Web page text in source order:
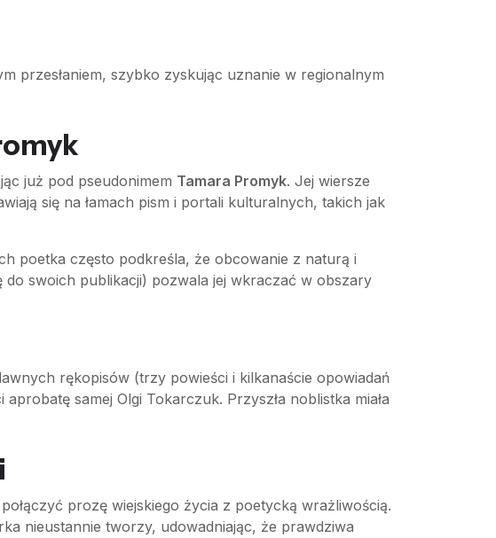
przesłaniem, szybko zyskując uznanie w regionalnym
już pod pseudonimem Tamara Promyk. Jej wiersze
się na łamach pism i portali kulturalnych, takich jak
poetka często podkreśla, że obcowanie z naturą i
swoich publikacji) pozwala jej wkraczać w obszary
rękopisów (trzy powieści i kilkanaście opowiadań
samej Olgi Tokarczuk. Przyszła noblistka miała
prozę wiejskiego życia z poetycką wrażliwością.
nieustannie tworzy, udowadniając, że prawdziwa